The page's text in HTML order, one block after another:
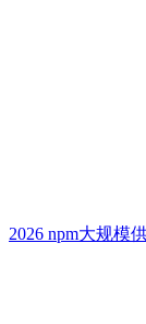
2026 npm大规模